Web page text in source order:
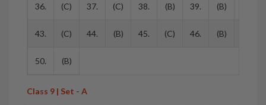
36. (C) 37. (C) 38. (B) 39. (B)
43. (C) 44. (B) 45. (C) 46. (B)
50. (B)
Class 9 | Set - A